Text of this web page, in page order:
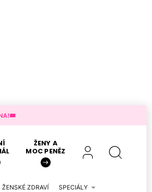
ŽENY A
MOC PENĚZ
ŽENSKÉ ZDRAVÍ SPECIÁLY